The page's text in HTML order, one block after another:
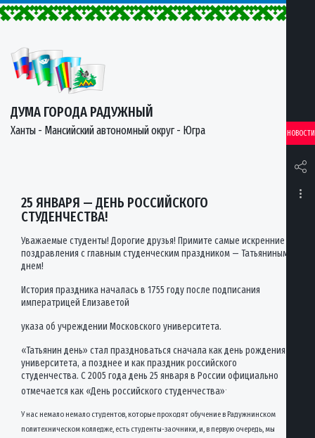
ДУМА ГОРОДА РАДУЖНЫЙ
Ханты - Мансийский автономный округ - Югра НОВОСТИ
25 ЯНВАРЯ — ДЕНЬ РОССИЙСКОГО
СТУДЕНЧЕСТВА!
Уважаемые студенты! Дорогие друзья! Примите самые искренние
поздравления с главным студенческим праздником — Татьяниным
днем!
История праздника началась в 1755 году после подписания
императрицей Елизаветой
указа об учреждении Московского университета.
«Татьянин день» стал праздноваться сначала как день рождения
университета, а позднее и как праздник российского
студенчества. С 2005 года день 25 января в России официально
отмечается как «День российского студенчества».
У нас немало немало студентов, которые проходят обучение в Радужнинском
политехническом колледже, есть студенты-заочники, и, в первую очередь, мы